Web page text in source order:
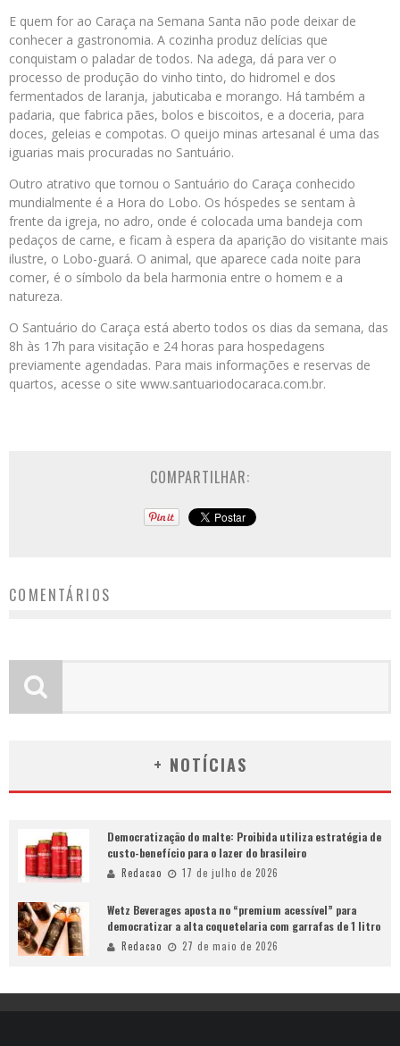
E quem for ao Caraça na Semana Santa não pode deixar de
conhecer a gastronomia. A cozinha produz delícias que
conquistam o paladar de todos. Na adega, dá para ver o
processo de produção do vinho tinto, do hidromel e dos
fermentados de laranja, jabuticaba e morango. Há também a
padaria, que fabrica pães, bolos e biscoitos, e a doceria, para
doces, geleias e compotas. O queijo minas artesanal é uma das
iguarias mais procuradas no Santuário.
Outro atrativo que tornou o Santuário do Caraça conhecido
mundialmente é a Hora do Lobo. Os hóspedes se sentam à
frente da igreja, no adro, onde é colocada uma bandeja com
pedaços de carne, e ficam à espera da aparição do visitante mais
ilustre, o Lobo-guará. O animal, que aparece cada noite para
comer, é o símbolo da bela harmonia entre o homem e a
natureza.
O Santuário do Caraça está aberto todos os dias da semana, das
8h às 17h para visitação e 24 horas para hospedagens
previamente agendadas. Para mais informações e reservas de
quartos, acesse o site www.santuariodocaraca.com.br.
COMPARTILHAR:
COMENTÁRIOS
+ NOTÍCIAS
Democratização do malte: Proibida utiliza estratégia de
custo-benefício para o lazer do brasileiro
Redacao 17 de julho de 2026
Wetz Beverages aposta no “premium acessível” para
democratizar a alta coquetelaria com garrafas de 1 litro
Redacao 27 de maio de 2026